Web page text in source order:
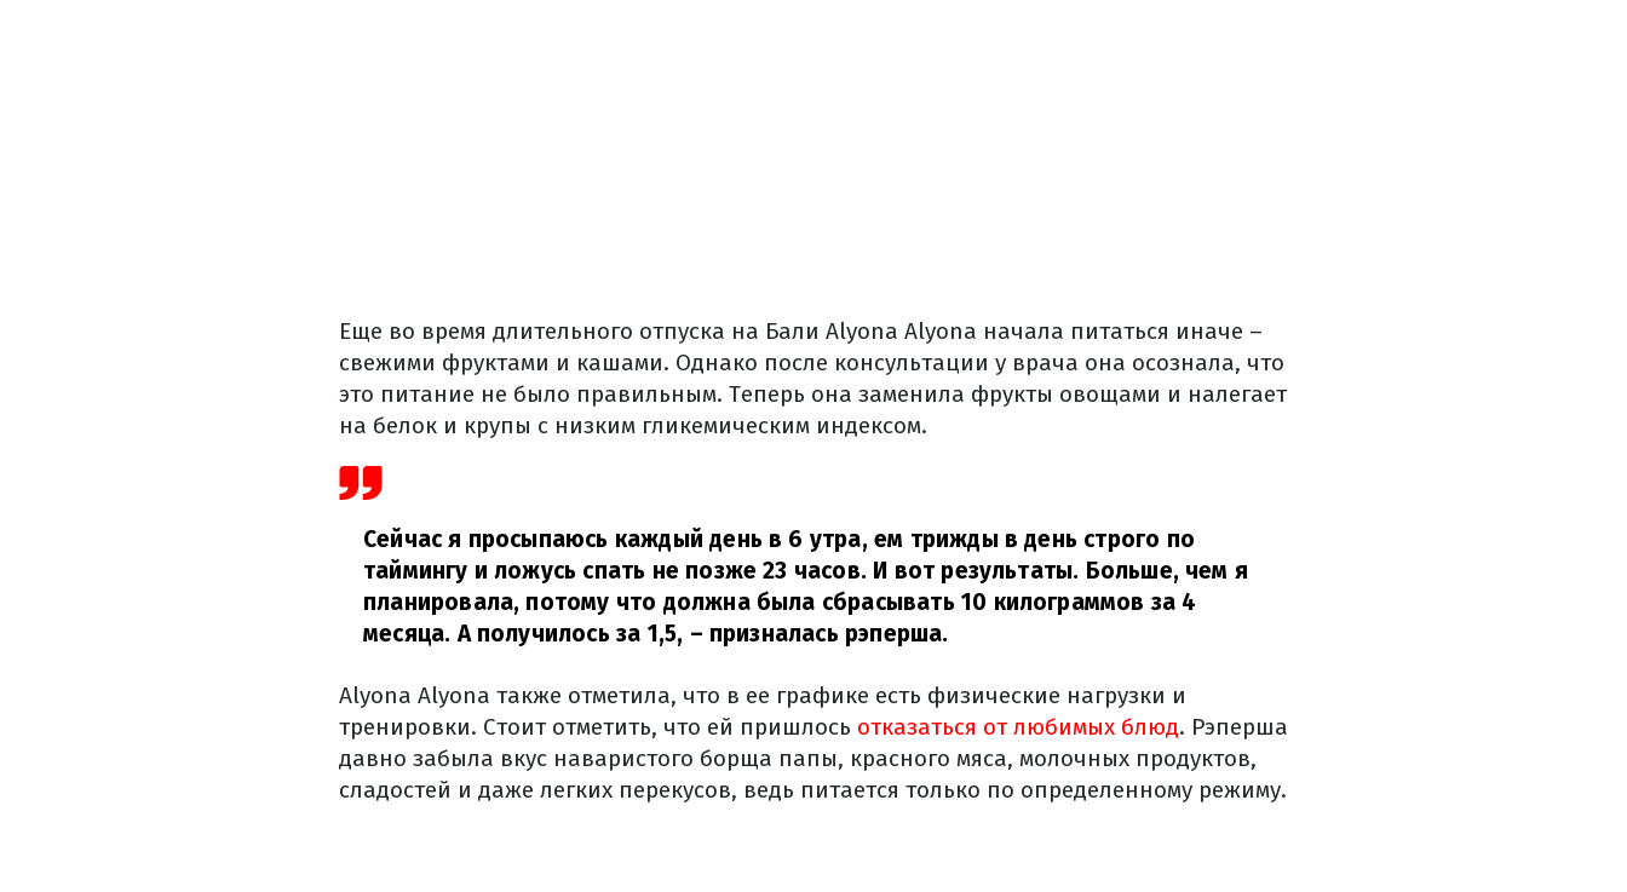
Еще во время длительного отпуска на Бали Alyona Alyona начала питаться иначе –
свежими фруктами и кашами. Однако после консультации у врача она осознала, что
это питание не было правильным. Теперь она заменила фрукты овощами и налегает
на белок и крупы с низким гликемическим индексом.
Сейчас я просыпаюсь каждый день в 6 утра, ем трижды в день строго по
таймингу и ложусь спать не позже 23 часов. И вот результаты. Больше, чем я
планировала, потому что должна была сбрасывать 10 килограммов за 4
месяца. А получилось за 1,5, – призналась рэперша.
Alyona Alyona также отметила, что в ее графике есть физические нагрузки и
тренировки. Стоит отметить, что ей пришлось отказаться от любимых блюд. Рэперша
давно забыла вкус наваристого борща папы, красного мяса, молочных продуктов,
сладостей и даже легких перекусов, ведь питается только по определенному режиму.